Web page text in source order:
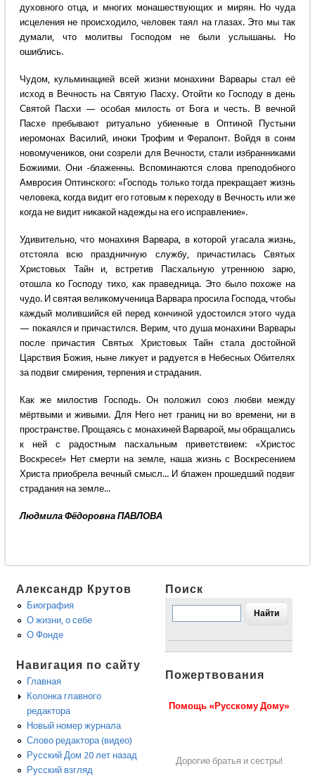
духовного отца, и многих монашествующих и мирян. Но чуда
исцеления не происходило, человек таял на глазах. Это мы так
думали, что молитвы Господом не были услышаны. Но
ошиблись.
Чудом, кульминацией всей жизни монахини Варвары стал её
исход в Вечность на Святую Пасху. Отойти ко Господу в день
Святой Пасхи — особая милость от Бога и честь. В вечной
Пасхе пребывают ритуально убиенные в Оптиной Пустыни
иеромонах Василий, иноки Трофим и Ферапонт. Войдя в сонм
новомучеников, они созрели для Вечности, стали избранниками
Божиими. Они -блаженны. Вспоминаются слова преподобного
Амвросия Оптинского: «Господь только тогда прекращает жизнь
человека, когда видит его готовым к переходу в Вечность или же
когда не видит никакой надежды на его исправление».
Удивительно, что монахиня Варвара, в которой угасала жизнь,
отстояла всю праздничную службу, причастилась Святых
Христовых Тайн и, встретив Пасхальную утреннюю зарю,
отошла ко Господу тихо, как праведница. Это было похоже на
чудо. И святая великомученица Варвара просила Господа, чтобы
каждый молившийся ей перед кончиной удостоился этого чуда
— покаялся и причастился. Верим, что душа монахини Варвары
после причастия Святых Христовых Тайн стала достойной
Царствия Божия, ныне ликует и радуется в Небесных Обителях
за подвиг смирения, терпения и страдания.
Как же милостив Господь. Он положил союз любви между
мёртвыми и живыми. Для Него нет границ ни во времени, ни в
пространстве. Прощаясь с монахиней Варварой, мы обращались
к ней с радостным пасхальным приветствием: «Христос
Воскресе!» Нет смерти на земле, наша жизнь с Воскресением
Христа приобрела вечный смысл... И блажен прошедший подвиг
страдания на земле...
Людмила Фёдоровна ПАВЛОВА
Александр Крутов
Биография
О жизни, о себе
О Фонде
Навигация по сайту
Главная
Колонка главного
редактора
Новый номер журнала
Слово редактора (видео)
Русский Дом 20 лет назад
Русский взгляд
Поиск
Пожертвования
Помощь «Русскому Дому»
Дорогие братья и сестры!